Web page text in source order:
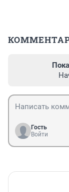
Гость
Войти